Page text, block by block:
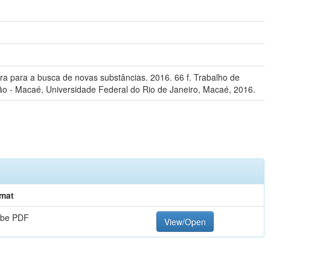
para a busca de novas substâncias. 2016. 66 f. Trabalho de
- Macaé, Universidade Federal do Rio de Janeiro, Macaé, 2016.
PDF View/Open